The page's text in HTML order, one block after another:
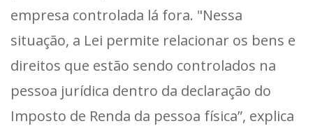
empresa controlada lá fora. "Nessa
situação, a Lei permite relacionar os bens e
direitos que estão sendo controlados na
pessoa jurídica dentro da declaração do
Imposto de Renda da pessoa física”, explica